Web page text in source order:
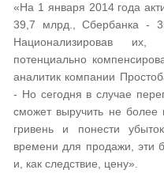
«На 1 января 2014 года
39,7 млрд., Сбербанка -
Национализировав их,
потенциально
аналитик компании
- Но сегодня в случае
сможет выручить не более
гривень и понести
времени для продажи, эти
и, как следствие, цену».